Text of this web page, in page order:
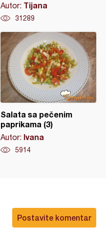
Autor: Tijana
31289
Salata sa pečenim
paprikama (3)
Autor: Ivana
5914
Postavite komentar